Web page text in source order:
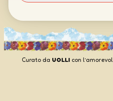
Curato da UOLLIcon